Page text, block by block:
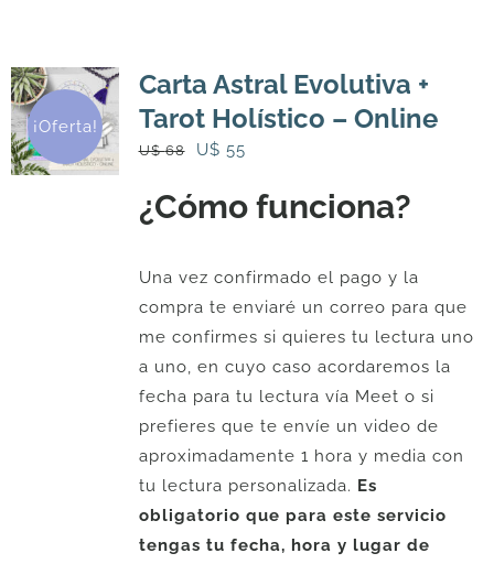
¡Oferta!
Carta Astral Evolutiva +
Tarot Holístico – Online
U$68
El
original
68.
U$ 55El
actual
U$
55.
¿Cómo funciona?
Una vez confirmado el pago y la
compra te enviaré un correo para que
me confirmes si quieres tu lectura uno
a uno, en cuyo caso acordaremos la
fecha para tu lectura vía Meet o si
prefieres que te envíe un video de
aproximadamente 1 hora y media con
tu lectura personalizada. Es
obligatorio que para este servicio
tengas tu fecha, hora y lugar de